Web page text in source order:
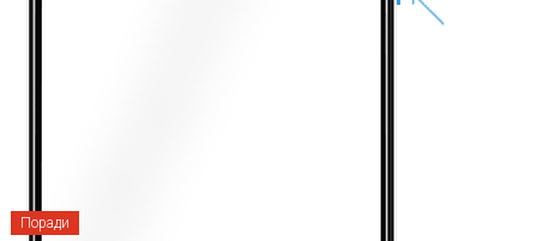
Поради